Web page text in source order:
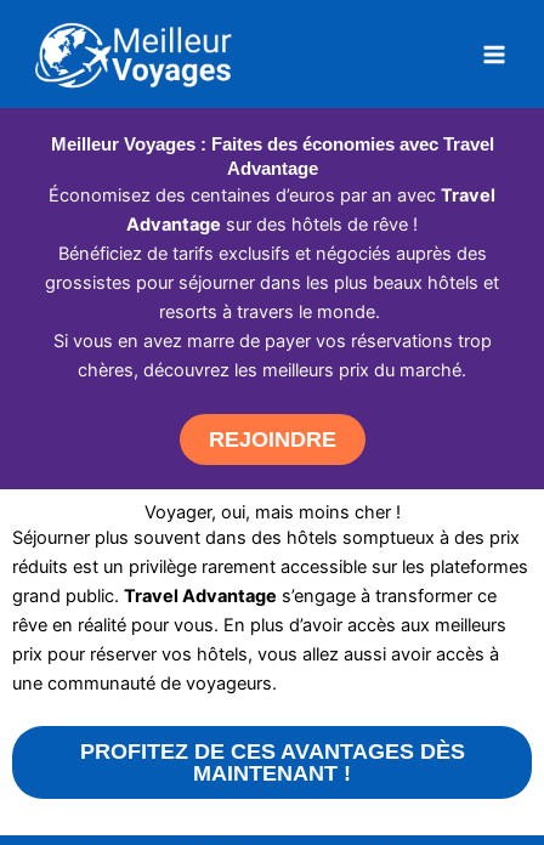
contenu
Meilleur Voyages : Faites des économies avec Travel
Advantage
Économisez des centaines d’euros par an avec Travel
Advantage sur des hôtels de rêve !
Bénéficiez de tarifs exclusifs et négociés auprès des
grossistes pour séjourner dans les plus beaux hôtels et
resorts à travers le monde.
Si vous en avez marre de payer vos réservations trop
chères, découvrez les meilleurs prix du marché.
REJOINDRE
Voyager, oui, mais moins cher !
Séjourner plus souvent dans des hôtels somptueux à des prix
réduits est un privilège rarement accessible sur les plateformes
grand public. Travel Advantage s’engage à transformer ce
rêve en réalité pour vous. En plus d’avoir accès aux meilleurs
prix pour réserver vos hôtels, vous allez aussi avoir accès à
une communauté de voyageurs.
PROFITEZ DE CES AVANTAGES DÈS
MAINTENANT !